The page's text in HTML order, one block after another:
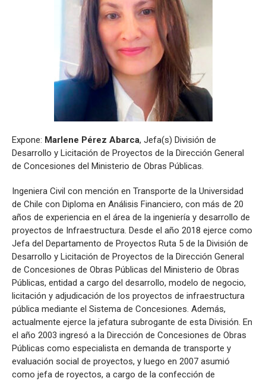
Expone: Marlene Pérez Abarca, Jefa(s) División de
Desarrollo y Licitación de Proyectos de la Dirección General
de Concesiones del Ministerio de Obras Públicas.
Ingeniera Civil con mención en Transporte de la Universidad
de Chile con Diploma en Análisis Financiero, con más de 20
años de experiencia en el área de la ingeniería y desarrollo de
proyectos de Infraestructura. Desde el año 2018 ejerce como
Jefa del Departamento de Proyectos Ruta 5 de la División de
Desarrollo y Licitación de Proyectos de la Dirección General
de Concesiones de Obras Públicas del Ministerio de Obras
Públicas, entidad a cargo del desarrollo, modelo de negocio,
licitación y adjudicación de los proyectos de infraestructura
pública mediante el Sistema de Concesiones. Además,
actualmente ejerce la jefatura subrogante de esta División. En
el año 2003 ingresó a la Dirección de Concesiones de Obras
Públicas como especialista en demanda de transporte y
evaluación social de proyectos, y luego en 2007 asumió
como jefa de royectos, a cargo de la confección de